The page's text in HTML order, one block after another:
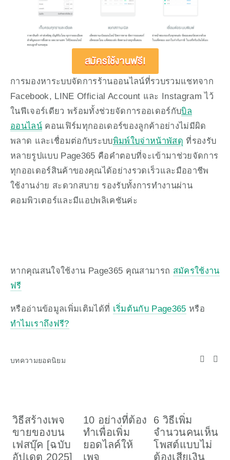
สมัครใช้งานฟรี!
การมองหาระบบจัดการร้านออนไลน์ที่รวบรวมแชทจาก
Facebook, LINE Official Account และ Instagram ไว้
ในฟีเจอร์เดียว พร้อมทั้งช่วยจัดการออเดอร์กับบิล
ออนไลน์ คอนเฟิร์มทุกออเดอร์ของลูกค้าอย่างไม่มีผิด
พลาด และเชื่อมต่อกับระบบพิมพ์ใบจ่าหน้าพัสดุ ที่รองรับ
หลายรูปแบบ Page365 คือคำตอบที่จะเข้ามาช่วยจัดการ
ทุกออเดอร์สินค้าของคุณได้อย่างรวดเร็วและมืออาชีพ
ใช้งานง่าย สะดวกสบาย รองรับทั้งการทำงานผ่าน
คอมพิวเตอร์และมีแอปพลิเคชันค่ะ
หากคุณสนใจใช้งาน Page365 คุณสามารถ สมัครใช้งาน
ฟรี
หรืออ่านข้อมูลเพิ่มเติมได้ที่ เริ่มต้นกับ Page365
ทำไมเราถึงฟรี?
บทความยอดนิยม
วิธีสร้างเพจ
ขายของบน
เฟสบุ๊ค [ฉบับ
อัปเดต 2025]
10 อย่างที่ต้อง
ทำเพื่อเพิ่ม
ยอดไลค์ให้
เพจ
6 วิธีเพิ่ม
จำนวนคนเห็น
โพสต์แบบไม่
ต้องเสียเงิน